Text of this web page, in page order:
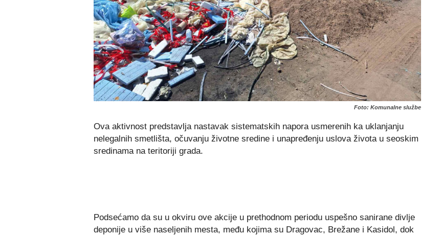
Foto: Komunalne službe
Ova aktivnost predstavlja nastavak sistematskih napora usmerenih ka uklanjanju
nelegalnih smetlišta, očuvanju životne sredine i unapređenju uslova života u seoskim
sredinama na teritoriji grada.
Podsećamo da su u okviru ove akcije u prethodnom periodu uspešno sanirane divlje
deponije u više naseljenih mesta, među kojima su Dragovac, Brežane i Kasidol, dok